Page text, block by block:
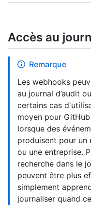
Accès au
Remarque
Les webhooks
au journal d’audit
certains cas
moyen pour
lorsque des
produisent pour un
ou une entreprise.
recherche dans le
peuvent être plus
simplement
journaliser quand